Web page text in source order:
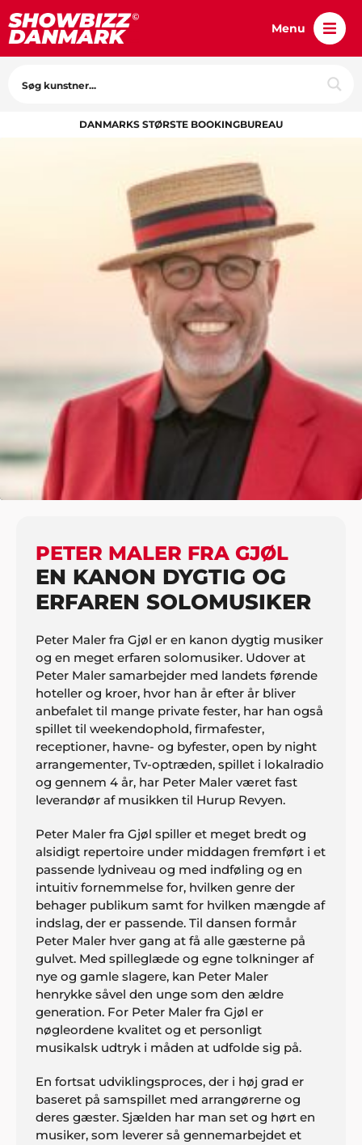
Menu
DANMARKS STØRSTE BOOKINGBUREAU
HJEM
SELSKABSMUSIK
PETER MALER FRA GJØL
PETER MALER FRA GJØL
EN KANON DYGTIG OG
ERFAREN SOLOMUSIKER
Peter Maler fra Gjøl er en kanon dygtig musiker
og en meget erfaren solomusiker. Udover at
Peter Maler samarbejder med landets førende
hoteller og kroer, hvor han år efter år bliver
anbefalet til mange private fester, har han også
spillet til weekendophold, firmafester,
receptioner, havne- og byfester, open by night
arrangementer, Tv-optræden, spillet i lokalradio
og gennem 4 år, har Peter Maler været fast
leverandør af musikken til Hurup Revyen.
Peter Maler fra Gjøl spiller et meget bredt og
alsidigt repertoire under middagen fremført i et
passende lydniveau og med indføling og en
intuitiv fornemmelse for, hvilken genre der
behager publikum samt for hvilken mængde af
indslag, der er passende. Til dansen formår
Peter Maler hver gang at få alle gæsterne på
gulvet. Med spilleglæde og egne tolkninger af
nye og gamle slagere, kan Peter Maler
henrykke såvel den unge som den ældre
generation. For Peter Maler fra Gjøl er
nøgleordene kvalitet og et personligt
musikalsk udtryk i måden at udfolde sig på.
En fortsat udviklingsproces, der i høj grad er
baseret på samspillet med arrangørerne og
deres gæster. Sjælden har man set og hørt en
musiker, som leverer så gennemarbejdet et